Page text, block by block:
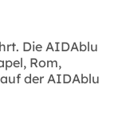
Die AIDAblu
Rom,
der AIDAblu